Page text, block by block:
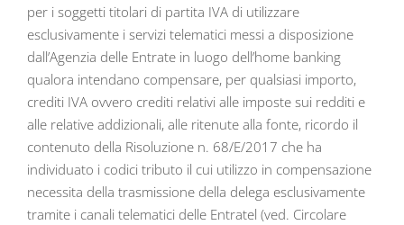
per i soggetti titolari di partita IVA di utilizzare
esclusivamente i servizi telematici messi a disposizione
dall’Agenzia delle Entrate in luogo dell’home banking
qualora intendano compensare, per qualsiasi importo,
crediti IVA ovvero crediti relativi alle imposte sui redditi e
alle relative addizionali, alle ritenute alla fonte, ricordo il
contenuto della Risoluzione n. 68/E/2017 che ha
individuato i codici tributo il cui utilizzo in compensazione
necessita della trasmissione della delega esclusivamente
tramite i canali telematici delle Entratel (ved. Circolare